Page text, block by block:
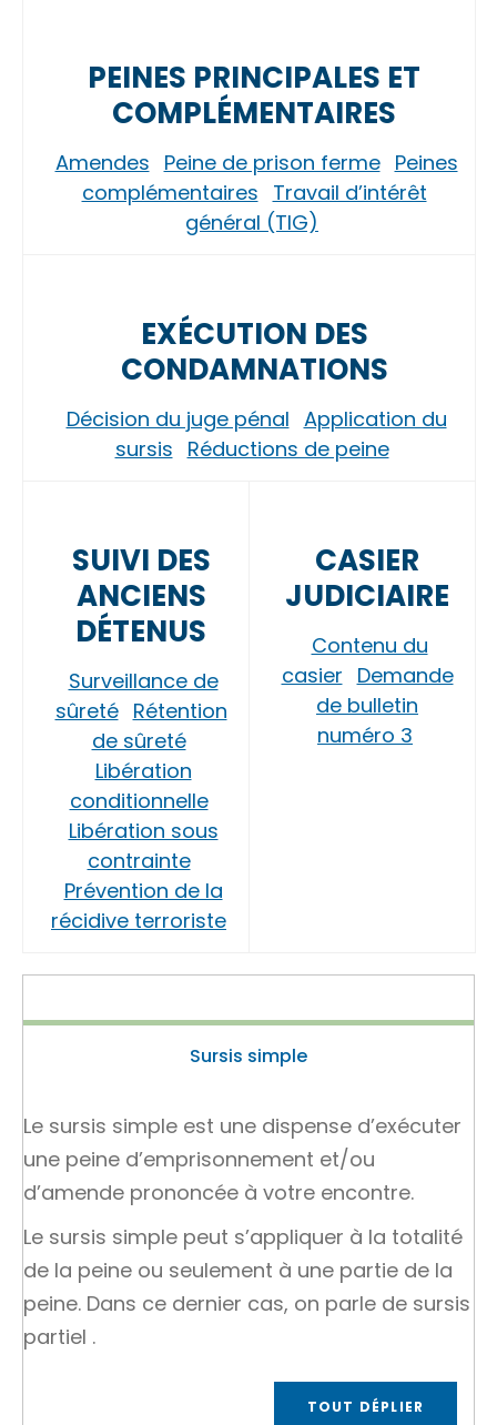
PEINES PRINCIPALES ET
COMPLÉMENTAIRES
Amendes Peine de prison ferme Peines
complémentaires Travail d’intérêt
général (TIG)
EXÉCUTION DES
CONDAMNATIONS
Décision du juge pénal Application du
sursis Réductions de peine
SUIVI DES
ANCIENS
DÉTENUS
Surveillance de
sûreté Rétention
de sûreté
Libération
conditionnelle
Libération sous
contrainte
Prévention de la
récidive terroriste
CASIER
JUDICIAIRE
Contenu du
casier Demande
de bulletin
numéro 3
Sursis simple
Le sursis simple est une dispense d’exécuter
une peine d’emprisonnement et/ou
d’amende prononcée à votre encontre.
Le sursis simple peut s’appliquer à la totalité
de la peine ou seulement à une partie de la
peine. Dans ce dernier cas, on parle de sursis
partiel .
TOUT DÉPLIER